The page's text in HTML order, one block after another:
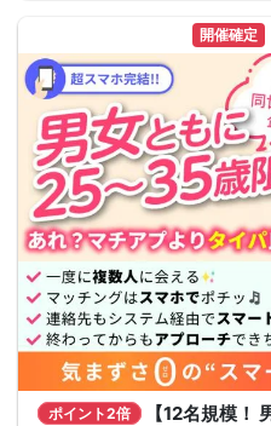
開催確定
ポイント2倍
【12名規模！